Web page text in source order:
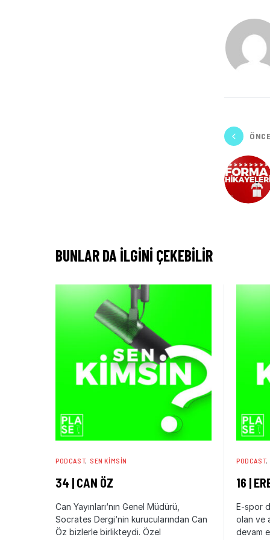
BUNLAR DA ILGINI ÇEKEBILIR
PODCAST SEN KIMSIN
34 | CAN ÖZ
Can Yayınları‘nın Genel Müdürü,
Socrates Dergi‘nin kurucularından Can
Öz bizlerle birlikteydi. Özel
PODCAST
16 |
E-spor
olan ve
devam